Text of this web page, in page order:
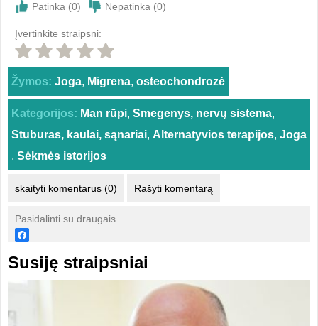
Patinka (0) Nepatinka (0)
Įvertinkite straipsni:
Žymos: Joga, Migrena, osteochondrozė
Kategorijos: Man rūpi, Smegenys, nervų sistema,
Stuburas, kaulai, sąnariai, Alternatyvios terapijos, Joga
, Sėkmės istorijos
skaityti komentarus (0) Rašyti komentarą
Pasidalinti su draugais
Susiję straipsniai